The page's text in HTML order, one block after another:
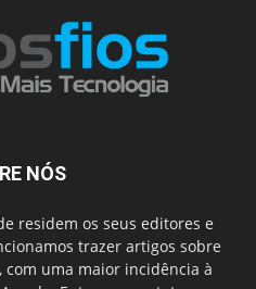
NÓS
residem os seus editores e
trazer artigos sobre
com uma maior incidência à